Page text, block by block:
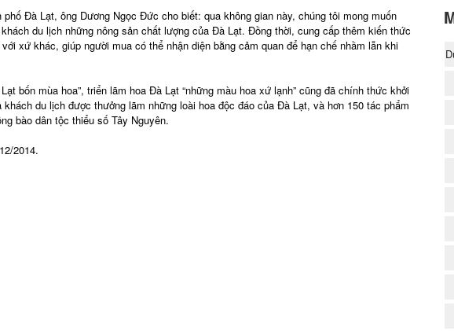
phố Đà Lạt, ông Dương Ngọc Đức cho biết: qua không gian này, chúng tôi mong muốn
du lịch những nông sản chất lượng của Đà Lạt. Đồng thời, cung cấp thêm kiến thức
xứ khác, giúp người mua có thể nhận diện bằng cảm quan để hạn chế nhầm lẫn khi
bốn mùa hoa”, triển lãm hoa Đà Lạt “những màu hoa xứ lạnh” cũng đã chính thức khởi
khách du lịch được thưởng lãm những loài hoa độc đáo của Đà Lạt, và hơn 150 tác phẩm
bào dân tộc thiểu số Tây Nguyên.
2014.